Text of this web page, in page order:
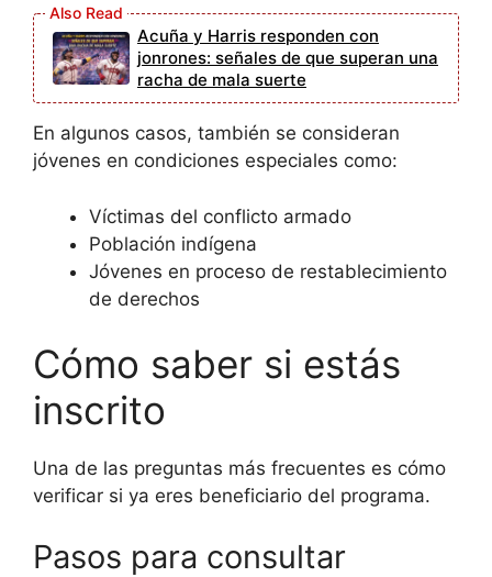
Acuña y Harris responden con
jonrones: señales de que superan una
racha de mala suerte
En algunos casos, también se consideran
jóvenes en condiciones especiales como:
Víctimas del conflicto armado
Población indígena
Jóvenes en proceso de restablecimiento
de derechos
Cómo saber si estás
inscrito
Una de las preguntas más frecuentes es cómo
verificar si ya eres beneficiario del programa.
Pasos para consultar